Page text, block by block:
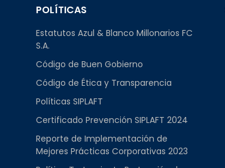
POLÍTICAS
Estatutos Azul & Blanco Millonarios FC
S.A.
Código de Buen Gobierno
Código de Ética y Transparencia
Políticas SIPLAFT
Certificado Prevención SIPLAFT 2024
Reporte de Implementación de
Mejores Prácticas Corporativas 2023